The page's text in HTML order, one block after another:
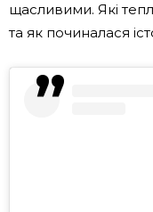
щасливими. Які
та як починалася